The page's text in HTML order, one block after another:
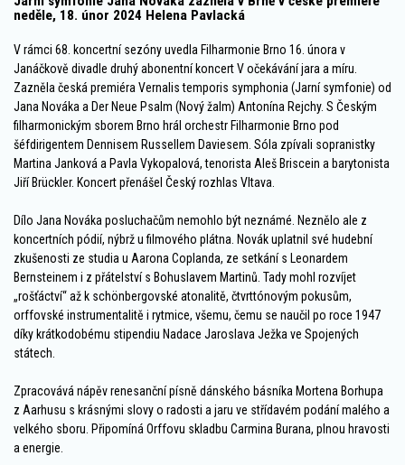
neděle, 18. únor 2024 Helena Pavlacká
V rámci 68. koncertní sezóny uvedla Filharmonie Brno 16. února v
Janáčkově divadle druhý abonentní koncert V očekávání jara a míru.
Zazněla česká premiéra Vernalis temporis symphonia (Jarní symfonie) od
Jana Nováka a Der Neue Psalm (Nový žalm) Antonína Rejchy. S Českým
filharmonickým sborem Brno hrál orchestr Filharmonie Brno pod
šéfdirigentem Dennisem Russellem Daviesem. Sóla zpívali sopranistky
Martina Janková a Pavla Vykopalová, tenorista Aleš Briscein a barytonista
Jiří Brückler. Koncert přenášel Český rozhlas Vltava.
Dílo Jana Nováka posluchačům nemohlo být neznámé. Neznělo ale z
koncertních pódií, nýbrž u filmového plátna. Novák uplatnil své hudební
zkušenosti ze studia u Aarona Coplanda, ze setkání s Leonardem
Bernsteinem i z přátelství s Bohuslavem Martinů. Tady mohl rozvíjet
„rošťáctví“ až k schönbergovské atonalitě, čtvrttónovým pokusům,
orffovské instrumentalitě i rytmice, všemu, čemu se naučil po roce 1947
díky krátkodobému stipendiu Nadace Jaroslava Ježka ve Spojených
státech.
Zpracovává nápěv renesanční písně dánského básníka Mortena Borhupa
z Aarhusu s krásnými slovy o radosti a jaru ve střídavém podání malého a
velkého sboru. Připomíná Orffovu skladbu Carmina Burana, plnou hravosti
a energie.